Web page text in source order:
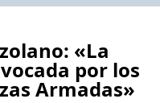
«La
por los
Armadas»